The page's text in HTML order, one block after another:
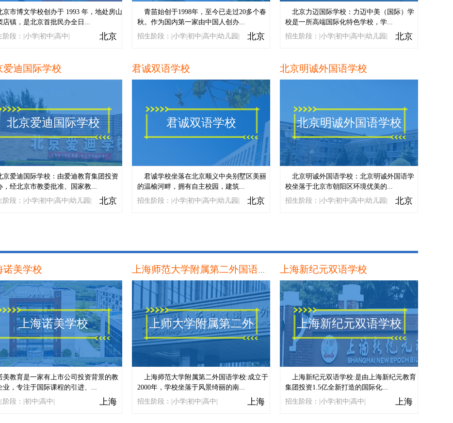
深圳奥斯翰外语学校
北外附校双语学校
上海常青日本高中课程中心
益田翰德学校
京市博文学校创办于 1993 年，地处房山
店镇，是北京首批民办全日...
阶段：|小学|初中|高中|
北京
青苗始创于1998年，至今已走过20多个春
秋。作为国内第一家由中国人创办...
招生阶段：|小学|初中|高中|幼儿园|
北京
北京力迈国际学校：力迈中美（国际）学
校是一所高端国际化特色学校，学...
招生阶段：|小学|初中|高中|幼儿园|
北京
爱迪国际学校
北京爱迪国际学校
京爱迪国际学校：由爱迪教育集团投资
，经北京市教委批准、国家教...
阶段：|小学|初中|高中|幼儿园|
北京
君诚双语学校
君诚双语学校
君诚学校坐落在北京顺义中央别墅区美丽
的温榆河畔，拥有自主校园，建筑...
招生阶段：|小学|初中|高中|幼儿园|
北京
北京明诚外国语学校
北京明诚外国语学校
北京明诚外国语学校：北京明诚外国语学
校坐落于北京市朝阳区环境优美的...
招生阶段：|小学|初中|高中|幼儿园|
北京
诺美学校
上海诺美学校
美教育是一家有上市公司投资背景的教
业，专注于国际课程的引进、...
阶段：|初中|高中|
上海
上海师范大学附属第二外国语学校
上师大学附属第二外
上海师范大学附属第二外国语学校:成立于
2000年，学校坐落于风景绮丽的南...
招生阶段：|小学|初中|高中|
上海
上海新纪元双语学校
上海新纪元双语学校
上海新纪元双语学校:是由上海新纪元教育
集团投资1.5亿全新打造的国际化...
招生阶段：|小学|初中|高中|
上海